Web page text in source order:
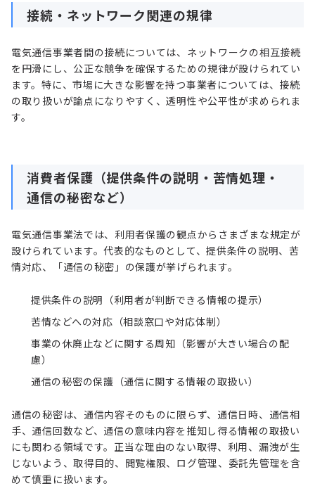
接続・ネットワーク関連の規律
電気通信事業者間の接続については、ネットワークの相互接続
を円滑にし、公正な競争を確保するための規律が設けられてい
ます。特に、市場に大きな影響を持つ事業者については、接続
の取り扱いが論点になりやすく、透明性や公平性が求められま
す。
消費者保護（提供条件の説明・苦情処理・
通信の秘密など）
電気通信事業法では、利用者保護の観点からさまざまな規定が
設けられています。代表的なものとして、提供条件の説明、苦
情対応、「通信の秘密」の保護が挙げられます。
提供条件の説明（利用者が判断できる情報の提示）
苦情などへの対応（相談窓口や対応体制）
事業の休廃止などに関する周知（影響が大きい場合の配
慮）
通信の秘密の保護（通信に関する情報の取扱い）
通信の秘密は、通信内容そのものに限らず、通信日時、通信相
手、通信回数など、通信の意味内容を推知し得る情報の取扱い
にも関わる領域です。正当な理由のない取得、利用、漏洩が生
じないよう、取得目的、閲覧権限、ログ管理、委託先管理を含
めて慎重に扱います。